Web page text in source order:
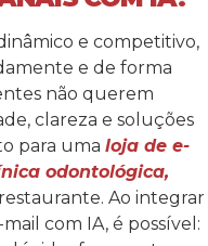
e competitivo,
e de forma
não querem
clareza e soluções
para uma loja de e-
odontológica,
Ao integrar
com IA, é possível: